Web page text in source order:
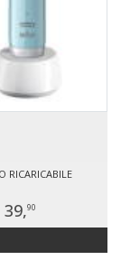
RICARICABILE
39,90